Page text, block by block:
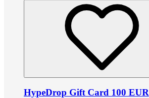
HypeDrop Gift Card 100 EUR